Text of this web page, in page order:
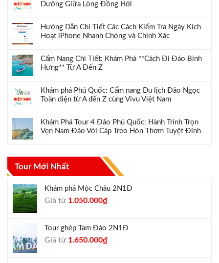
Dưỡng Giữa Lòng Đồng Hới
Hướng Dẫn Chi Tiết Các Cách Kiểm Tra Ngày Kích
Hoạt iPhone Nhanh Chóng và Chính Xác
Cẩm Nang Chi Tiết: Khám Phá **Cách Đi Đảo Bình
Hưng** Từ A Đến Z
Khám phá Phú Quốc: Cẩm nang Du lịch Đảo Ngọc
Toàn diện từ A đến Z cùng Vivu Việt Nam
Khám Phá Tour 4 Đảo Phú Quốc: Hành Trình Trọn
Vẹn Nam Đảo Với Cáp Treo Hòn Thơm Tuyệt Đỉnh
Tour Mới Nhất
Khám phá Mộc Châu 2N1Đ
Giá từ Giá
1.300.000₫.
1.050.000₫Giá
là:
Tour ghép Tam Đảo 2N1Đ
Giá từ Giá
1.650.000₫Giá